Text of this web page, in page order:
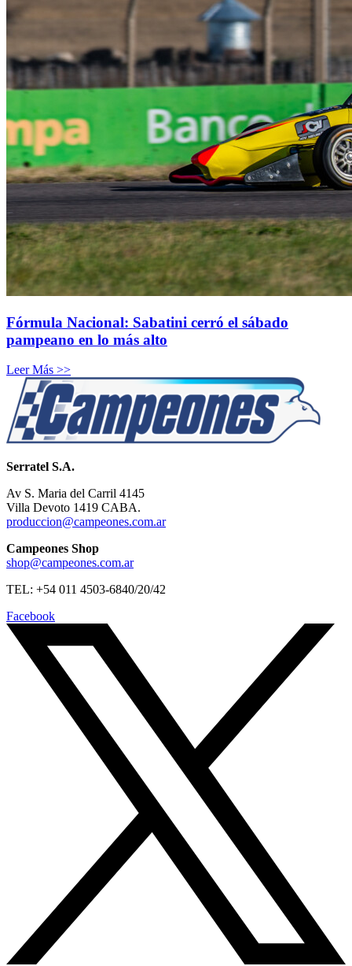
Fórmula Nacional: Sabatini cerró el sábado
pampeano en lo más alto
Leer Más >>
Serratel S.A.
Av S. Maria del Carril 4145
Villa Devoto 1419 CABA.
produccion@campeones.com.ar
Campeones Shop
shop@campeones.com.ar
TEL: +54 011 4503-6840/20/42
Facebook